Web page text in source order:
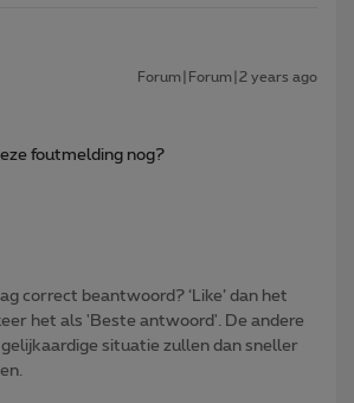
Forum|Forum|2 years ago
foutmelding nog?
correct beantwoord? ‘Like’ dan het
het als 'Beste antwoord'. De andere
situatie zullen dan sneller